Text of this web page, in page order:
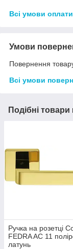
Всі умови оплати
Умови
Повернення
Всі умови
Подібні товари
Ручка на розетці
FEDRA AC 11
латунь